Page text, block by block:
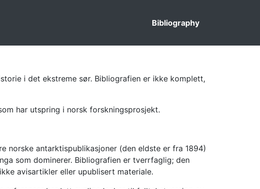
Bibliography
i det ekstreme sør. Bibliografien er ikke komplett,
har utspring i norsk forskningsprosjekt.
norske antarktispublikasjoner (den eldste er fra 1894)
som dominerer. Bibliografien er tverrfaglig; den
avisartikler eller upublisert materiale.